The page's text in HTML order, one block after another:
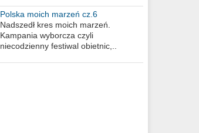
Polska moich marzeń cz.6
Nadszedł kres moich marzeń.
Kampania wyborcza czyli
niecodzienny festiwal obietnic,..